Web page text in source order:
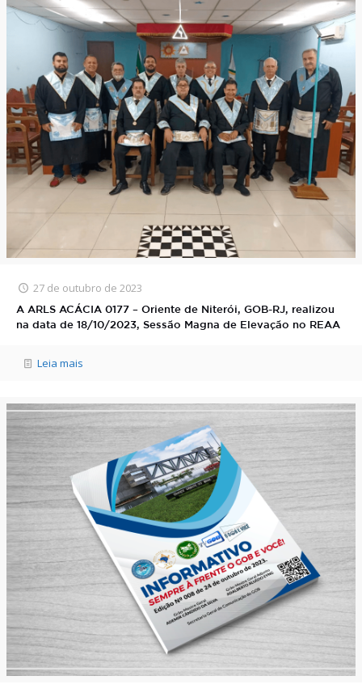
27 de outubro de 2023
A ARLS ACÁCIA 0177 – Oriente de Niterói, GOB-RJ, realizou
na data de 18/10/2023, Sessão Magna de Elevação no REAA
Leia mais